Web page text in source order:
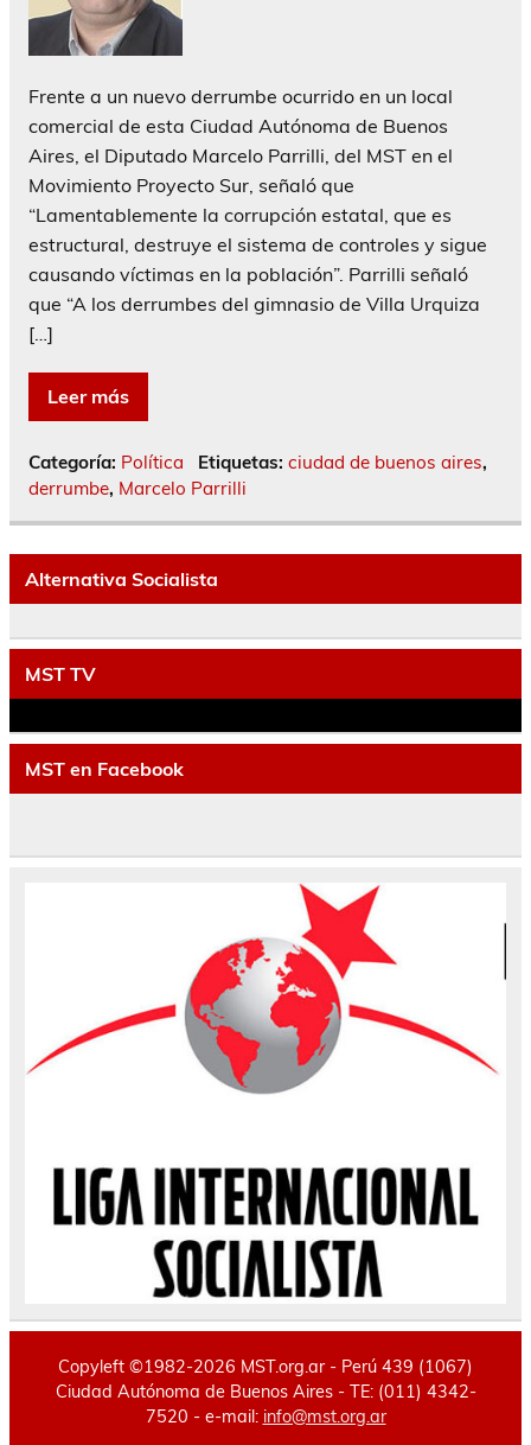
Frente a un nuevo derrumbe ocurrido en un local
comercial de esta Ciudad Autónoma de Buenos
Aires, el Diputado Marcelo Parrilli, del MST en el
Movimiento Proyecto Sur, señaló que
“Lamentablemente la corrupción estatal, que es
estructural, destruye el sistema de controles y sigue
causando víctimas en la población”. Parrilli señaló
que “A los derrumbes del gimnasio de Villa Urquiza
[…]
Leer más
Categoría: Política Etiquetas: ciudad de buenos aires,
derrumbe, Marcelo Parrilli
Alternativa Socialista
MST TV
MST en Facebook
Copyleft ©1982-2026 MST.org.ar - Perú 439 (1067)
Ciudad Autónoma de Buenos Aires - TE: (011) 4342-
7520 - e-mail: info@mst.org.ar